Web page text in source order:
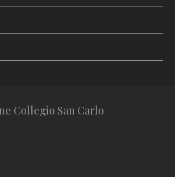
Collegio San Carlo